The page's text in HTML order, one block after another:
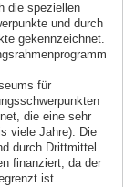
die speziellen
und durch
gekennzeichnet.
für
die eine sehr
viele Jahre). Die
durch Drittmittel
finanziert, da der
ist.